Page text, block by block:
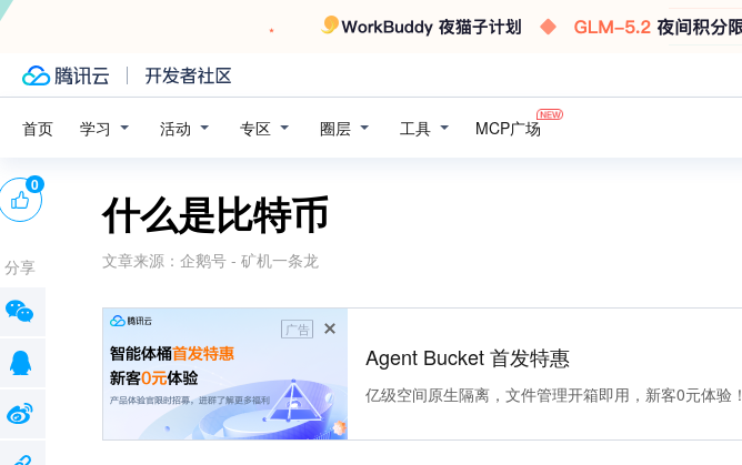
首页 学习 活动 专区 圈层 工具 MCP广场
什么是比特币
文章来源： 企鹅号 - 矿机一条龙
广告
Agent Bucket 首发特惠
亿级空间原生隔离，文件管理开箱即用，新客0元体验！
0
分享